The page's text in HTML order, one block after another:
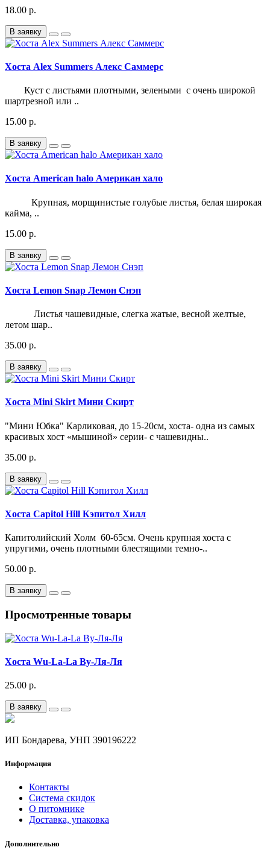
18.00 р.
В заявку
Хоста Alex Summers Алекс Саммерс
Куст с листьями плотными, зелеными с очень широкой
шартрезной или ..
15.00 р.
В заявку
Хоста Аmerican halo Американ хало
Крупная, морщинистые голубые листья, белая широкая
кайма, ..
15.00 р.
В заявку
Хоста Lemon Snap Лемон Снэп
Листья чашевидные, слегка жатые, весной желтые,
летом шар..
35.00 р.
В заявку
Хоста Mini Skirt Мини Скирт
"Мини Юбка" Карликовая, до 15-20см, хоста- одна из самых
красивых хост «мышиной» серии- с чашевидны..
35.00 р.
В заявку
Хоста Capitol Hill Кэпитол Хилл
Капитолийский Холм 60-65см. Очень крупная хоста с
упругими, очень плотными блестящими темно-..
50.00 р.
В заявку
Просмотренные товары
Хоста Wu-La-La Ву-Ля-Ля
25.00 р.
В заявку
ИП Бондарева, УНП 390196222
Информация
Контакты
Система скидок
О питомнике
Доставка, упаковка
Дополнительно